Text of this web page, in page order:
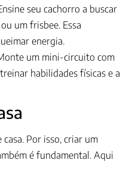
seu cachorro a buscar
um frisbee. Essa
energia.
um mini-circuito com
habilidades físicas e a
Por isso, criar um
é fundamental. Aqui